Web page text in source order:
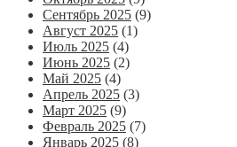
Сентябрь 2025 (9)
Август 2025 (1)
Июль 2025 (4)
Июнь 2025 (2)
Май 2025 (4)
Апрель 2025 (3)
Март 2025 (9)
Февраль 2025 (7)
Январь 2025 (8)